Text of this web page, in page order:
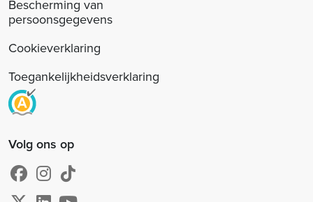
Bescherming van
persoonsgegevens
Cookieverklaring
Toegankelijkheidsverklaring
Volg ons op